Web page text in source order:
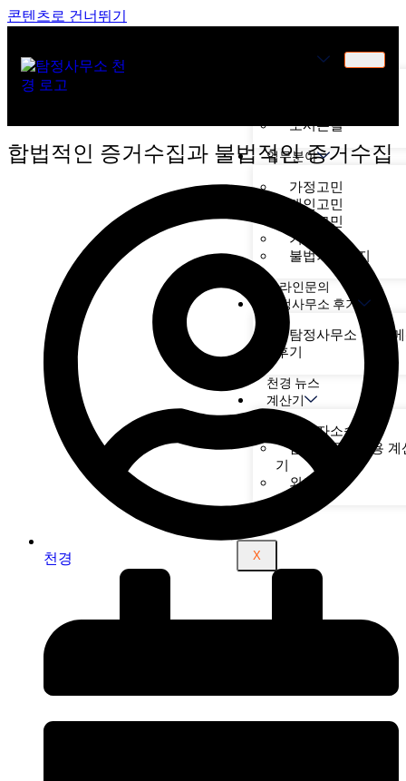
콘텐츠로 건너뛰기
오시는길
업무분야
가정고민
개인고민
기업고민
기타고민
불법기기탐지
온라인문의
탐정사무소 후기
탐정사무소 천경
후기
천경 뉴스
계산기
상간자소송
탐정사무소비용 계
기
외도 징후
X
합법적인 증거수집과 불법적인 증거수집
천경